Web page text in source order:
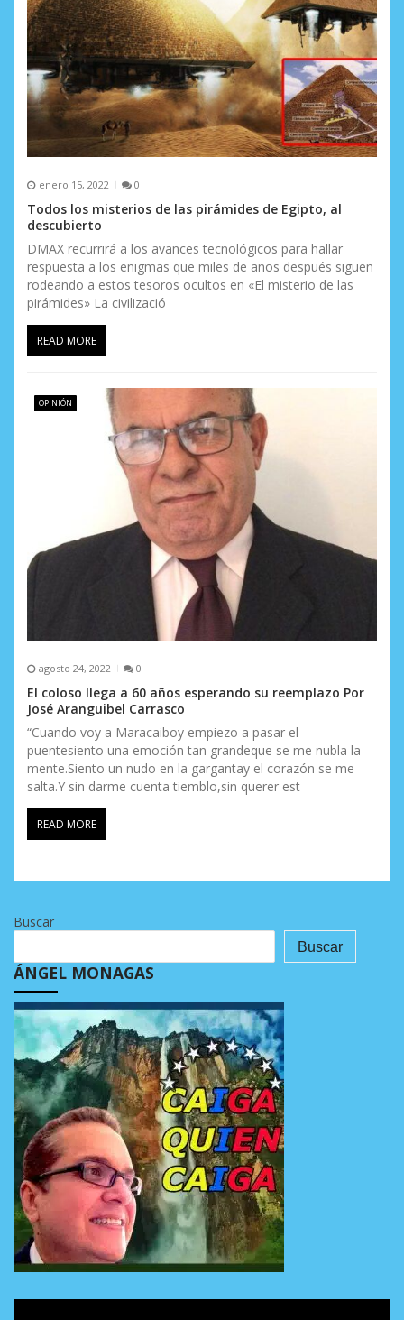
enero 15, 2022 0
Todos los misterios de las pirámides de Egipto, al
descubierto
DMAX recurrirá a los avances tecnológicos para hallar
respuesta a los enigmas que miles de años después siguen
rodeando a estos tesoros ocultos en «El misterio de las
pirámides» La civilizació
READ MORE
OPINIÓN
agosto 24, 2022 0
El coloso llega a 60 años esperando su reemplazo Por
José Aranguibel Carrasco
“Cuando voy a Maracaiboy empiezo a pasar el
puentesiento una emoción tan grandeque se me nubla la
mente.Siento un nudo en la gargantay el corazón se me
salta.Y sin darme cuenta tiemblo,sin querer est
READ MORE
Buscar
Buscar
ÁNGEL MONAGAS